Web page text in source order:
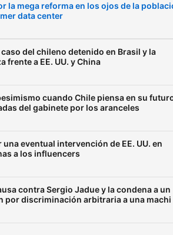
la mega reforma en los ojos de la
data center
del chileno detenido en Brasil y la
frente a EE. UU. y China
cuando Chile piensa en su
del gabinete por los aranceles
una eventual intervención de EE. UU. en
a los influencers
contra Sergio Jadue y la condena a un
por discriminación arbitraria a una machi